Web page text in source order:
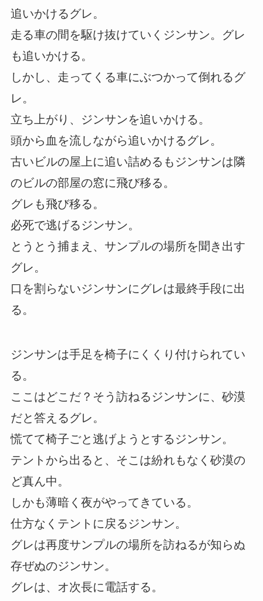
追いかけるグレ。
走る車の間を駆け抜けていくジンサン。グレ
も追いかける。
しかし、走ってくる車にぶつかって倒れるグ
レ。
立ち上がり、ジンサンを追いかける。
頭から血を流しながら追いかけるグレ。
古いビルの屋上に追い詰めるもジンサンは隣
のビルの部屋の窓に飛び移る。
グレも飛び移る。
必死で逃げるジンサン。
とうとう捕まえ、サンプルの場所を聞き出す
グレ。
口を割らないジンサンにグレは最終手段に出
る。
ジンサンは手足を椅子にくくり付けられてい
る。
ここはどこだ？そう訪ねるジンサンに、砂漠
だと答えるグレ。
慌てて椅子ごと逃げようとするジンサン。
テントから出ると、そこは紛れもなく砂漠の
ど真ん中。
しかも薄暗く夜がやってきている。
仕方なくテントに戻るジンサン。
グレは再度サンプルの場所を訪ねるが知らぬ
存ぜぬのジンサン。
グレは、オ次長に電話する。